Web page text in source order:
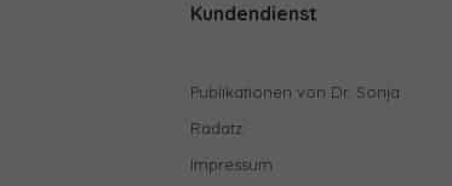
Kundendienst
Publikationen von Dr. Sonja
Radatz
Impressum